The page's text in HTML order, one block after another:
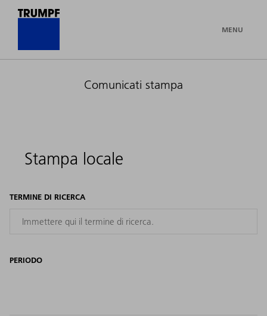
MENU
Comunicati stampa
Stampa locale
TERMINE DI RICERCA
PERIODO